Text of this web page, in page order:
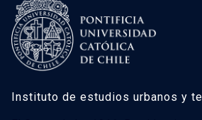
Instituto de estudios urbanos y